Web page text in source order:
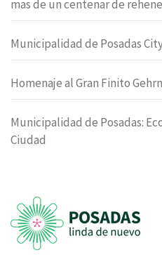
mas de un centenar de
Municipalidad de Posadas
Homenaje al Gran Finito
Municipalidad de Posadas:
Ciudad